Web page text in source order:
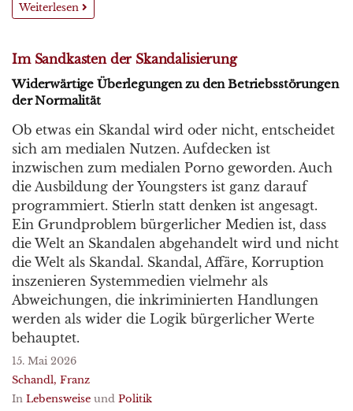
Weiterlesen
Im Sandkasten der Skandalisierung
Widerwärtige Überlegungen zu den Betriebsstörungen
der Normalität
Ob etwas ein Skandal wird oder nicht, entscheidet
sich am medialen Nutzen. Aufdecken ist
inzwischen zum medialen Porno geworden. Auch
die Ausbildung der Youngsters ist ganz darauf
programmiert. Stierln statt denken ist angesagt.
Ein Grundproblem bürgerlicher Medien ist, dass
die Welt an Skandalen abgehandelt wird und nicht
die Welt als Skandal. Skandal, Affäre, Korruption
inszenieren Systemmedien vielmehr als
Abweichungen, die inkriminierten Handlungen
werden als wider die Logik bürgerlicher Werte
behauptet.
15. Mai 2026
Schandl, Franz
In Lebensweise und Politik